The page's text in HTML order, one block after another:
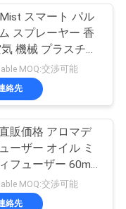
スマート パル
スプレーヤー 香
機械 プラスチッ
Fcc 承認 Aroma
MOQ:交渉可能
絡先
販価格 アロマデ
ーザー オイル ミ
フューザー 60ml
MOQ:交渉可能
絡先